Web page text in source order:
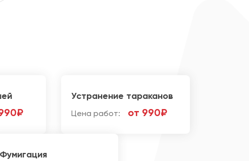
Устранение тараканов
Цена работ: от 990₽
Фумигация